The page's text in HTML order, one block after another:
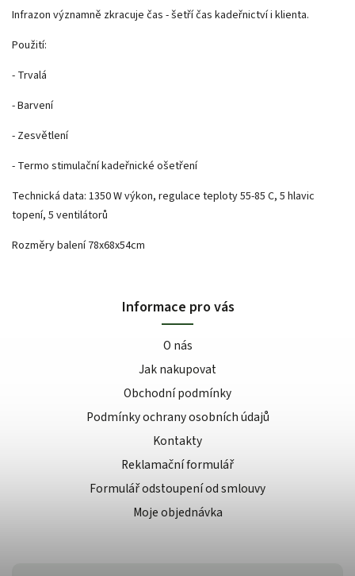
Infrazon významně zkracuje čas - šetří čas kadeřnictví i klienta.
Použití:
- Trvalá
- Barvení
- Zesvětlení
- Termo stimulační kadeřnické ošetření
Technická data: 1350 W výkon, regulace teploty 55-85 C, 5 hlavic
topení, 5 ventilátorů
Rozměry balení 78x68x54cm
Informace pro vás
O nás
Jak nakupovat
Obchodní podmínky
Podmínky ochrany osobních údajů
Kontakty
Reklamační formulář
Formulář odstoupení od smlouvy
Moje objednávka